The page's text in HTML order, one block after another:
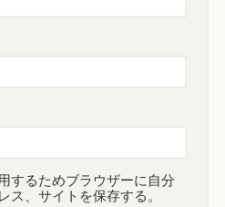
するためブラウザーに自分
ス、サイトを保存する。